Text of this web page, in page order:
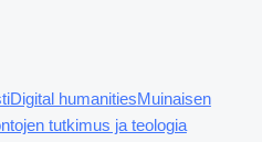
Digital humanitiesMuinaisen
tutkimus ja teologia